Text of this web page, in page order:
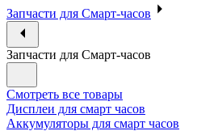
Запчасти для Смарт-часов
Запчасти для Смарт-часов
Смотреть все товары
Дисплеи для смарт часов
Аккумуляторы для смарт часов